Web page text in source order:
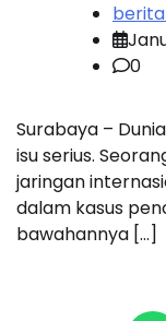
0
Surabaya –
isu serius.
jaringan
dalam kasus
bawahannya […]